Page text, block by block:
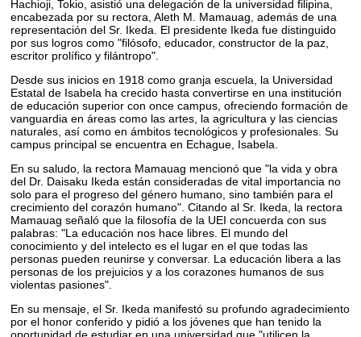
Hachioji, Tokio, asistió una delegación de la universidad filipina,
encabezada por su rectora, Aleth M. Mamauag, además de una
representación del Sr. Ikeda. El presidente Ikeda fue distinguido
por sus logros como "filósofo, educador, constructor de la paz,
escritor prolífico y filántropo".
Desde sus inicios en 1918 como granja escuela, la Universidad
Estatal de Isabela ha crecido hasta convertirse en una institución
de educación superior con once campus, ofreciendo formación de
vanguardia en áreas como las artes, la agricultura y las ciencias
naturales, así como en ámbitos tecnológicos y profesionales. Su
campus principal se encuentra en Echague, Isabela.
En su saludo, la rectora Mamauag mencionó que "la vida y obra
del Dr. Daisaku Ikeda están consideradas de vital importancia no
solo para el progreso del género humano, sino también para el
crecimiento del corazón humano". Citando al Sr. Ikeda, la rectora
Mamauag señaló que la filosofía de la UEI concuerda con sus
palabras: "La educación nos hace libres. El mundo del
conocimiento y del intelecto es el lugar en el que todas las
personas pueden reunirse y conversar. La educación libera a las
personas de los prejuicios y a los corazones humanos de sus
violentas pasiones".
En su mensaje, el Sr. Ikeda manifestó su profundo agradecimiento
por el honor conferido y pidió a los jóvenes que han tenido la
oportunidad de estudiar en una universidad que "utilicen la